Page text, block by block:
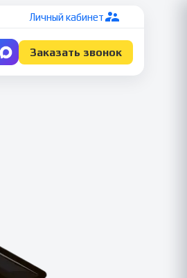
Личный кабинет
Заказать звонок